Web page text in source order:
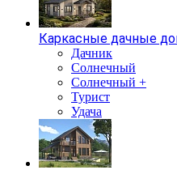
Каркасные дачные
Дачник
Солнечный
Солнечный +
Турист
Удача